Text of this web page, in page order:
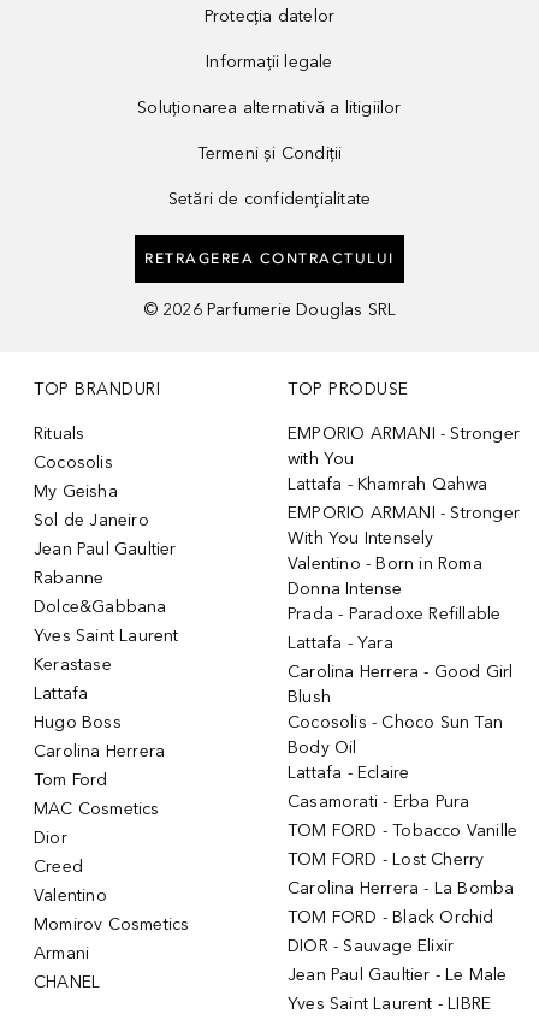
Protecția datelor
Informații legale
Soluționarea alternativă a litigiilor
Termeni și Condiții
Setări de confidențialitate
RETRAGEREA CONTRACTULUI
© 2026 Parfumerie Douglas SRL
TOP BRANDURI
Rituals
Cocosolis
My Geisha
Sol de Janeiro
Jean Paul Gaultier
Rabanne
Dolce&Gabbana
Yves Saint Laurent
Kerastase
Lattafa
Hugo Boss
Carolina Herrera
Tom Ford
MAC Cosmetics
Dior
Creed
Valentino
Momirov Cosmetics
Armani
CHANEL
TOP PRODUSE
EMPORIO ARMANI - Stronger
with You
Lattafa - Khamrah Qahwa
EMPORIO ARMANI - Stronger
With You Intensely
Valentino - Born in Roma
Donna Intense
Prada - Paradoxe Refillable
Lattafa - Yara
Carolina Herrera - Good Girl
Blush
Cocosolis - Choco Sun Tan
Body Oil
Lattafa - Eclaire
Casamorati - Erba Pura
TOM FORD - Tobacco Vanille
TOM FORD - Lost Cherry
Carolina Herrera - La Bomba
TOM FORD - Black Orchid
DIOR - Sauvage Elixir
Jean Paul Gaultier - Le Male
Yves Saint Laurent - LIBRE